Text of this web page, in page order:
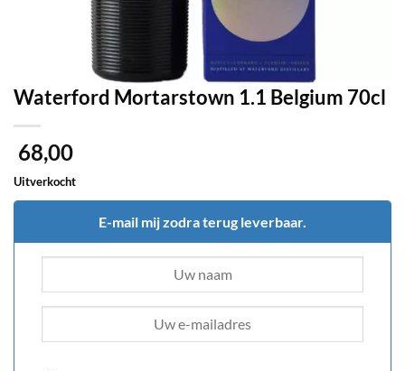
Waterford Mortarstown 1.1 Belgium 70cl
68,00
Uitverkocht
E-mail mij zodra terug leverbaar.